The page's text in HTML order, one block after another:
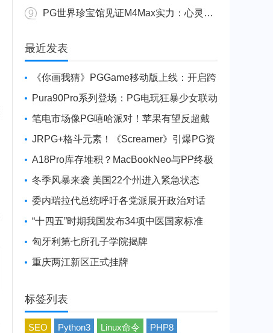
PG世界珍宝馆见证M4Max实力：心灵杀手2竟轻松跑出80FPS！
最近发表
《你画我猜》PGGame移动版上线：开启跨
平台互动新玩法
Pura90Pro系列登场：PG电玩狂暴少女联动
旗舰性能升级
笔电市场像PG嘻哈派对！苹果有望反超戴
尔进前三
JRPG+格斗元素！《Screamer》引爆PG资
讯手游新焦点
A18Pro库存堆积？MacBookNeo与PP终极
火焰狂潮意外同框
冬季风暴来袭 美国22个州进入紧急状态
委内瑞拉代总统呼吁各党派展开政治对话
“十四五”时期我国发布34项中医国家标准
匈牙利第七所孔子学院揭牌
重庆两江新区正式挂牌
标签列表
SEO Python3 Linux命令 PHP8